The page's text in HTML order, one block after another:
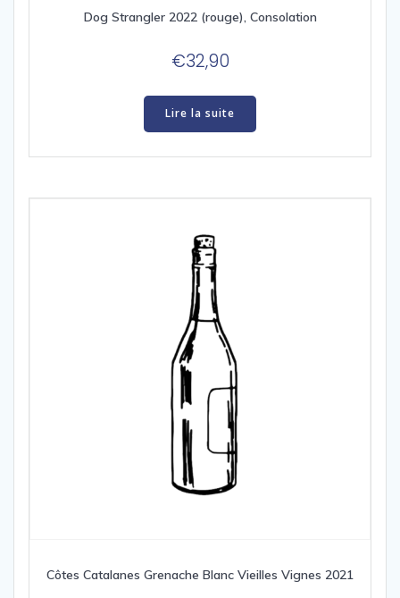
Dog Strangler 2022 (rouge), Consolation
€32,90
Lire la suite
Côtes Catalanes Grenache Blanc Vieilles Vignes 2021